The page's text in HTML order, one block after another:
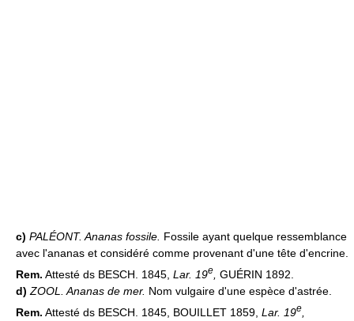
c) PALÉONT.Ananas fossile. Fossile ayant quelque ressemblance
avec l'ananas et considéré comme provenant d'une tête d'encrine.
Rem. Attesté ds BESCH. 1845, Lar. 19e
GUÉRIN 1892.
d) ZOOL. Ananas de mer. Nom vulgaire d'une espèce d'astrée.
Rem. Attesté ds BESCH. 1845, BOUILLET 1859, Lar. 19e